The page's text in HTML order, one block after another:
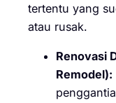
tertentu yang
atau rusak.
Renovasi
Remodel):